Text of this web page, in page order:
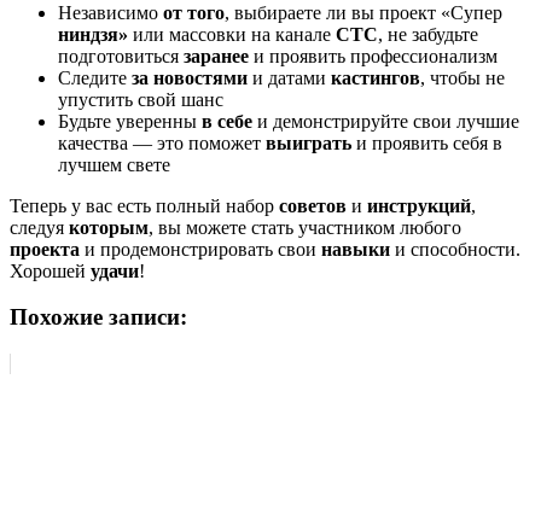
Независимо от того, выбираете ли вы проект «Супер
ниндзя» или массовки на канале СТС, не забудьте
подготовиться заранее и проявить профессионализм
Следите за новостями и датами кастингов, чтобы не
упустить свой шанс
Будьте уверенны в себе и демонстрируйте свои лучшие
качества — это поможет выиграть и проявить себя в
лучшем свете
Теперь у вас есть полный набор советов и инструкций,
следуя которым, вы можете стать участником любого
проекта и продемонстрировать свои навыки и способности.
Хорошей удачи!
Похожие записи: